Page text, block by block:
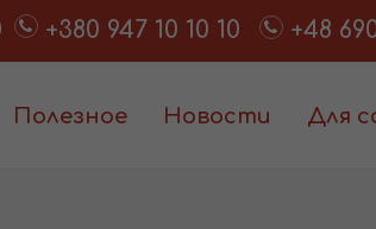
+380 947 10 10 10 +48
Полезное Новости Для